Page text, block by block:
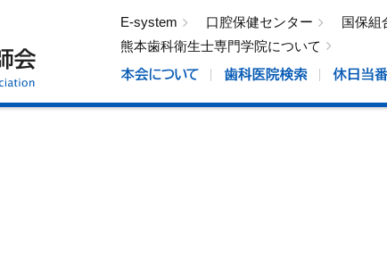
E-system 口腔保健センター
国保組
熊本歯科衛生士専門学院について